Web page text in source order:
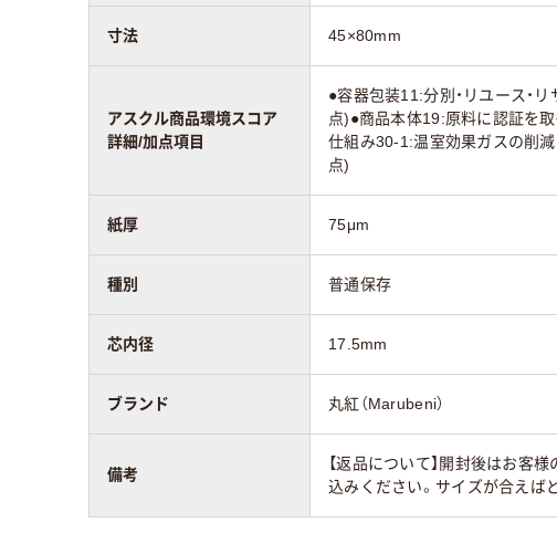
寸法 45×80mm
アスクル商品環境スコア
詳細/加点項目
●容器包装11:分別・リユース・
点)●商品本体19:原料に認証を
仕組み30-1:温室効果ガスの削
点)
紙厚 75μm
種別 普通保存
芯内径 17.5mm
ブランド 丸紅（Marubeni）
備考
【返品について】開封後はお客
込みください。サイズが合えば